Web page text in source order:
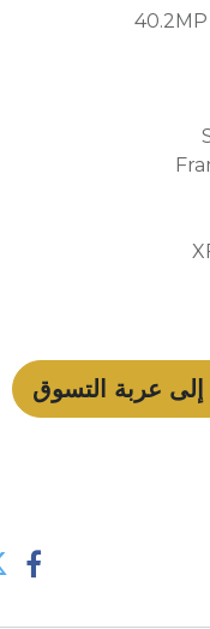
40.2MP
إلى عربة التسوق